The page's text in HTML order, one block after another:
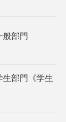
般部門
部門《学生